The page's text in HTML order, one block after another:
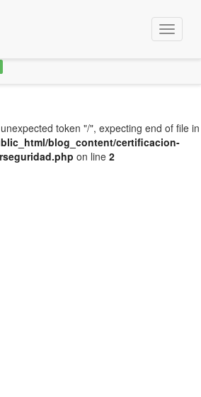
Menu
token "/", expecting end of file in
blog_content/certificacion-
on line 2